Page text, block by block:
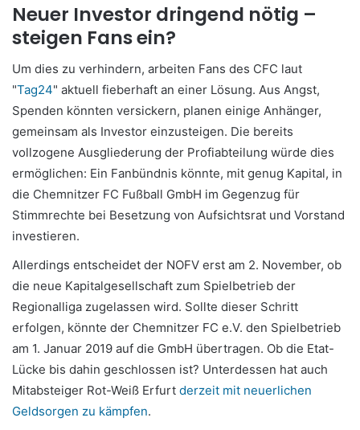
Neuer Investor dringend nötig –
steigen Fans ein?
Um dies zu verhindern, arbeiten Fans des CFC laut
"Tag24" aktuell fieberhaft an einer Lösung. Aus Angst,
Spenden könnten versickern, planen einige Anhänger,
gemeinsam als Investor einzusteigen. Die bereits
vollzogene Ausgliederung der Profiabteilung würde dies
ermöglichen: Ein Fanbündnis könnte, mit genug Kapital, in
die Chemnitzer FC Fußball GmbH im Gegenzug für
Stimmrechte bei Besetzung von Aufsichtsrat und Vorstand
investieren.
Allerdings entscheidet der NOFV erst am 2. November, ob
die neue Kapitalgesellschaft zum Spielbetrieb der
Regionalliga zugelassen wird. Sollte dieser Schritt
erfolgen, könnte der Chemnitzer FC e.V. den Spielbetrieb
am 1. Januar 2019 auf die GmbH übertragen. Ob die Etat-
Lücke bis dahin geschlossen ist? Unterdessen hat auch
Mitabsteiger Rot-Weiß Erfurt derzeit mit neuerlichen
Geldsorgen zu kämpfen.